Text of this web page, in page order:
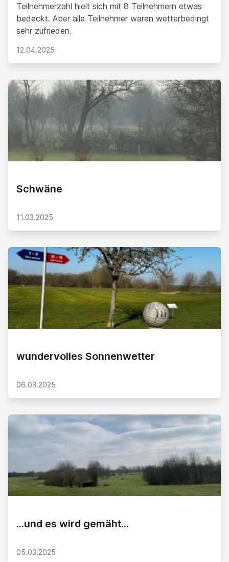
Teilnehmerzahl hielt sich mit 8 Teilnehmern etwas
bedeckt. Aber alle Teilnehmer waren wetterbedingt
sehr zufrieden.
12.04.2025
Schwäne
11.03.2025
wundervolles Sonnenwetter
06.03.2025
...und es wird gemäht...
05.03.2025